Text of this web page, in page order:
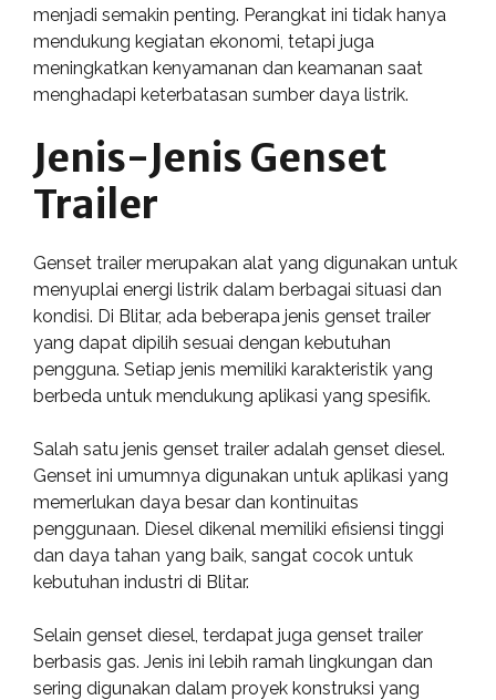
menjadi semakin penting. Perangkat ini tidak hanya
mendukung kegiatan ekonomi, tetapi juga
meningkatkan kenyamanan dan keamanan saat
menghadapi keterbatasan sumber daya listrik.
Jenis-Jenis Genset
Trailer
Genset trailer merupakan alat yang digunakan untuk
menyuplai energi listrik dalam berbagai situasi dan
kondisi. Di Blitar, ada beberapa jenis genset trailer
yang dapat dipilih sesuai dengan kebutuhan
pengguna. Setiap jenis memiliki karakteristik yang
berbeda untuk mendukung aplikasi yang spesifik.
Salah satu jenis genset trailer adalah genset diesel.
Genset ini umumnya digunakan untuk aplikasi yang
memerlukan daya besar dan kontinuitas
penggunaan. Diesel dikenal memiliki efisiensi tinggi
dan daya tahan yang baik, sangat cocok untuk
kebutuhan industri di Blitar.
Selain genset diesel, terdapat juga genset trailer
berbasis gas. Jenis ini lebih ramah lingkungan dan
sering digunakan dalam proyek konstruksi yang